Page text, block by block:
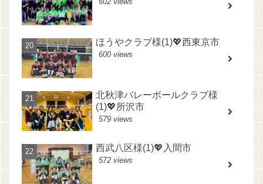
ほうやクラブ様(1)💖西東京市
600 views
北秋津バレーボールクラブ様
(1)💖所沢市
579 views
西武八区様(1)💖入間市
572 views